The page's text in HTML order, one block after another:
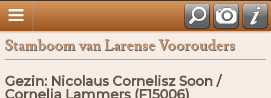
Stamboom van Larense Voorouders
Gezin: Nicolaus Cornelisz Soon /
Cornelia Lammers (F15006)